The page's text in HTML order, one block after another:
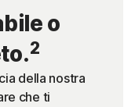
o
2
della nostra
che ti